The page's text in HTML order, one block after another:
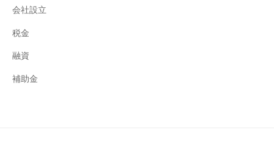
会社設立
税金
融資
補助金